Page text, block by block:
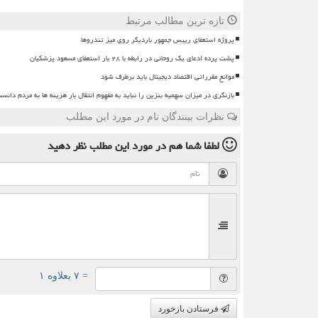
تازه ترین مطالب مرتبط
پروژه استعفای رییس جمهور باردیگر روی میز تندروها
پشت پرده ادعای یک روحانی در رابطه با ۲۸ بار استعفای مسعود پزشکیان
موانع مقرراتی اقتصاد دیجیتال باید برطرف شود
بازنگری در میزان سهمیه بنزین را نباید به مفهوم انتقال بار هزینه ها به مردم
نظرات بینندگان نام در مورد این مطلب
لطفا شما همدر مورد این مطلبنظر دهید
= ۷ بعلاوه ۱
فرستادن بازخورد